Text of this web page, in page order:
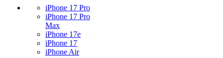
iPhone 17 Pro
iPhone 17 Pro
Max
iPhone 17e
iPhone 17
iPhone Air